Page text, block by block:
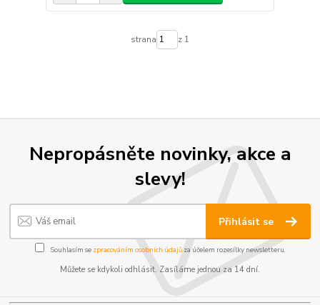
strana z 1
Nepropásněte novinky, akce a
slevy!
Přihlásit se
Souhlasím se zpracováním osobních údajůza účelem rozesílky newsletteru.
Můžete se kdykoli odhlásit. Zasíláme jednou za 14 dní.